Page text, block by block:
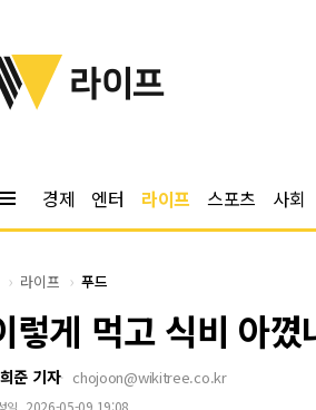
트리
라이프
경제 엔터 라이프 스포츠 사회
라이프 푸드
렇게 먹고 식비 아
준 기자 chojoon@wikitree.co.kr
2026-05-09 19:08